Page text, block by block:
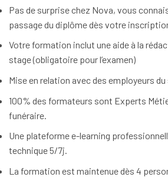
Pas de surprise chez Nova, vous
passage du diplôme dès votre
Votre formation inclut une aide à la
stage (obligatoire pour l’examen)
Mise en relation avec des employeurs
100% des formateurs sont Experts
funéraire.
Une plateforme e-learning
technique 5/7j.
La formation est maintenue dès 4